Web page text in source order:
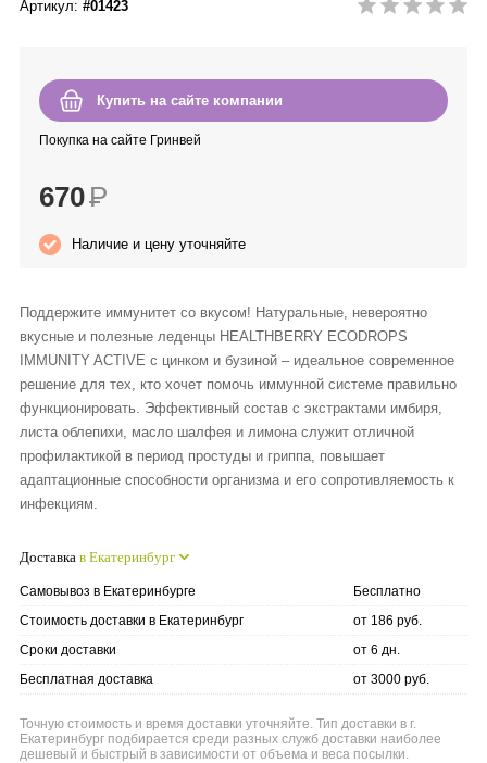
Intilia
Happy Dew
Enjoy Care
Green Minds
Артикул: #01423
Купить на сайте компании
Покупка на сайте Гринвей
670Р
Наличие и цену уточняйте
Поддержите иммунитет со вкусом! Натуральные, невероятно
вкусные и полезные леденцы HEALTHBERRY ECODROPS
IMMUNITY ACTIVE с цинком и бузиной – идеальное современное
решение для тех, кто хочет помочь иммунной системе правильно
функционировать. Эффективный состав с экстрактами имбиря,
листа облепихи, масло шалфея и лимона служит отличной
профилактикой в период простуды и гриппа, повышает
адаптационные способности организма и его сопротивляемость к
инфекциям.
Доставка в Екатеринбург
Самовывоз в Екатеринбурге
Бесплатно
Стоимость доставки в Екатеринбург
от 186 руб.
Сроки доставки
от 6 дн.
Бесплатная доставка
от 3000 руб.
Точную стоимость и время доставки уточняйте. Тип доставки в г.
Екатеринбург подбирается среди разных служб доставки наиболее
дешевый и быстрый в зависимости от объема и веса посылки.